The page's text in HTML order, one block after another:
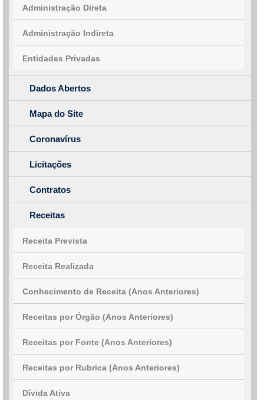
Administração Direta
Administração Indireta
Entidades Privadas
Dados Abertos
Mapa do Site
Coronavírus
Licitações
Contratos
Receitas
Receita Prevista
Receita Realizada
Conhecimento de Receita (Anos Anteriores)
Receitas por Órgão (Anos Anteriores)
Receitas por Fonte (Anos Anteriores)
Receitas por Rubrica (Anos Anteriores)
Dívida Ativa